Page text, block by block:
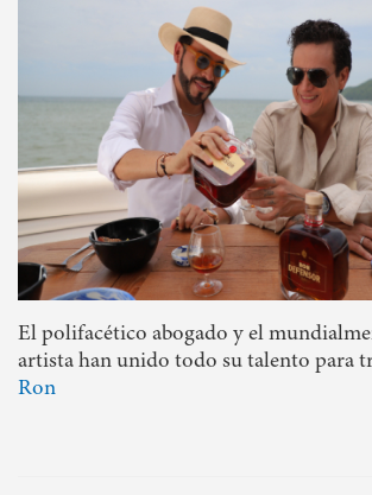
El polifacético abogado y el
artista han unido todo su talento para
Ron